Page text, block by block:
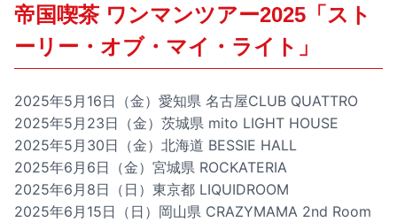
帝国喫茶 ワンマンツアー2025「スト
ーリー・オブ・マイ・ライト」
2025年5月16日（金）愛知県 名古屋CLUB QUATTRO
2025年5月23日（金）茨城県 mito LIGHT HOUSE
2025年5月30日（金）北海道 BESSIE HALL
2025年6月6日（金）宮城県 ROCKATERIA
2025年6月8日（日）東京都 LIQUIDROOM
2025年6月15日（日）岡山県 CRAZYMAMA 2nd Room